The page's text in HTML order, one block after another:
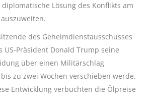
Lösung des Konflikts am
des Geheimdienstausschusses
US-Präsident Donald Trump seine
über einen Militärschlag
zu zwei Wochen verschieben werde.
Entwicklung verbuchten die Ölpreise